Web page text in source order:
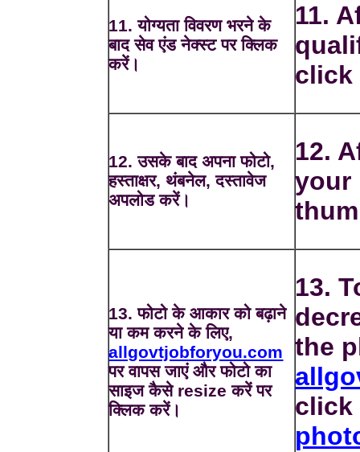
11. योग्यता विवरण भरने के
बाद सेव एंड नेक्स्ट पर क्लिक
करें।
11.
click
12. उसके बाद अपना फोटो,
हस्ताक्षर, थंबनेल, दस्तावेज
अपलोड करें।
12.
your
13. फोटो के आकार को बढ़ाने
या कम करने के लिए,
allgovtjobforyou.com
पर वापस जाएं और फोटो का
साइज कैसे resize करें पर
क्लिक करें।
13.
the